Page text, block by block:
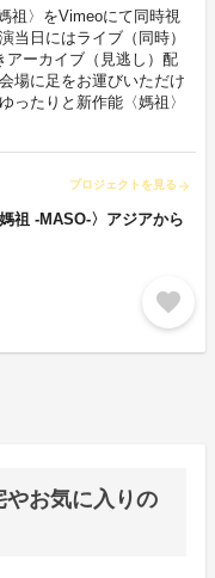
祖〉をVimeoにて同時視
当日にはライブ（同時）
アーカイブ（見逃し）配
場に足をお運びいただけ
ったりと新作能〈媽祖〉
プロジェクトを見る arrow_forward
祖 -MASO-〉アジアから
favorite
お気に入りの